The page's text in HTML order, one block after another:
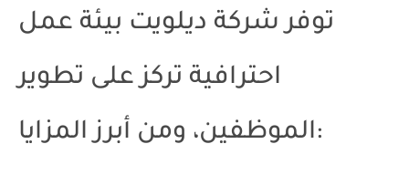
توفر شركة ديلويت بيئة عمل
احترافية تركز على تطوير
الموظفين، ومن أبرز المزايا: